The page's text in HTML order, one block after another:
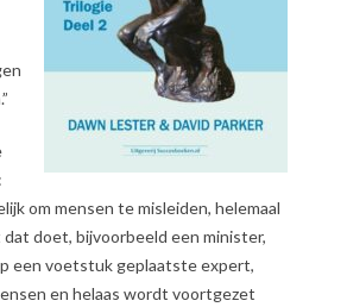
om mensen te misleiden, helemaal
doet, bijvoorbeeld een minister,
een voetstuk geplaatste expert,
en helaas wordt voortgezet